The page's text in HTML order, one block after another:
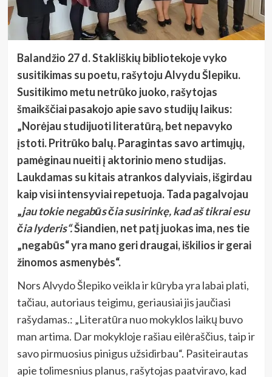
Balandžio 27 d. Stakliškių bibliotekoje vyko
susitikimas su poetu, rašytoju Alvydu Šlepiku.
Susitikimo metu netrūko juoko, rašytojas
šmaikščiai pasakojo apie savo studijų laikus:
„Norėjau studijuoti literatūrą, bet nepavyko
įstoti. Pritrūko balų. Paragintas savo artimųjų,
pamėginau nueiti į aktorinio meno studijas.
Laukdamas su kitais atrankos dalyviais, išgirdau
kaip visi intensyviai repetuoja. Tada pagalvojau
„jau tokie negabūs čia susirinkę, kad aš tikrai esu
čia lyderis“.Šiandien, net patį juokas ima, nes tie
„negabūs“ yra mano geri draugai, iškilios ir gerai
žinomos asmenybės“.
Nors Alvydo Šlepiko veikla ir kūryba yra labai plati,
tačiau, autoriaus teigimu, geriausiai jis jaučiasi
rašydamas.: „Literatūra nuo mokyklos laikų buvo
man artima. Dar mokykloje rašiau eilėraščius, taip ir
savo pirmuosius pinigus užsidirbau“. Pasiteirautas
apie tolimesnius planus, rašytojas paatviravo, kad